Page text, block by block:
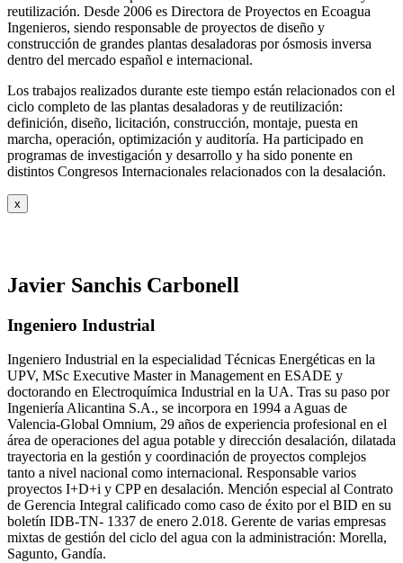
reutilización. Desde 2006 es Directora de Proyectos en Ecoagua
Ingenieros, siendo responsable de proyectos de diseño y
construcción de grandes plantas desaladoras por ósmosis inversa
dentro del mercado español e internacional.
Los trabajos realizados durante este tiempo están relacionados con el
ciclo completo de las plantas desaladoras y de reutilización:
definición, diseño, licitación, construcción, montaje, puesta en
marcha, operación, optimización y auditoría. Ha participado en
programas de investigación y desarrollo y ha sido ponente en
distintos Congresos Internacionales relacionados con la desalación.
x
Javier Sanchis Carbonell
Ingeniero Industrial
Ingeniero Industrial en la especialidad Técnicas Energéticas en la
UPV, MSc Executive Master in Management en ESADE y
doctorando en Electroquímica Industrial en la UA. Tras su paso por
Ingeniería Alicantina S.A., se incorpora en 1994 a Aguas de
Valencia-Global Omnium, 29 años de experiencia profesional en el
área de operaciones del agua potable y dirección desalación, dilatada
trayectoria en la gestión y coordinación de proyectos complejos
tanto a nivel nacional como internacional. Responsable varios
proyectos I+D+i y CPP en desalación. Mención especial al Contrato
de Gerencia Integral calificado como caso de éxito por el BID en su
boletín IDB-TN- 1337 de enero 2.018. Gerente de varias empresas
mixtas de gestión del ciclo del agua con la administración: Morella,
Sagunto, Gandía.